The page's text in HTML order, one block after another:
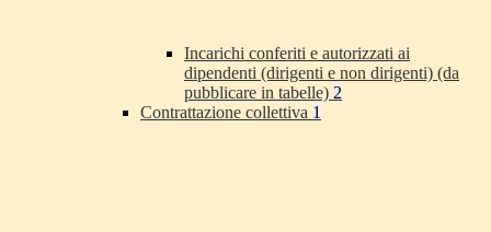
Incarichi conferiti e autorizzati ai
dipendenti (dirigenti e non dirigenti) (da
pubblicare in tabelle) 2
Contrattazione collettiva 1